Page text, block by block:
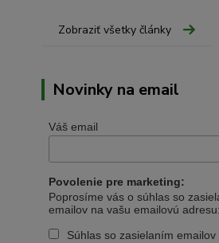
Zobraziť všetky články
Novinky na email
Váš email
Povolenie pre marketing:
Poprosíme vás o súhlas so
emailov na vašu emailovú adresu:
Súhlas so zasielaním emailov